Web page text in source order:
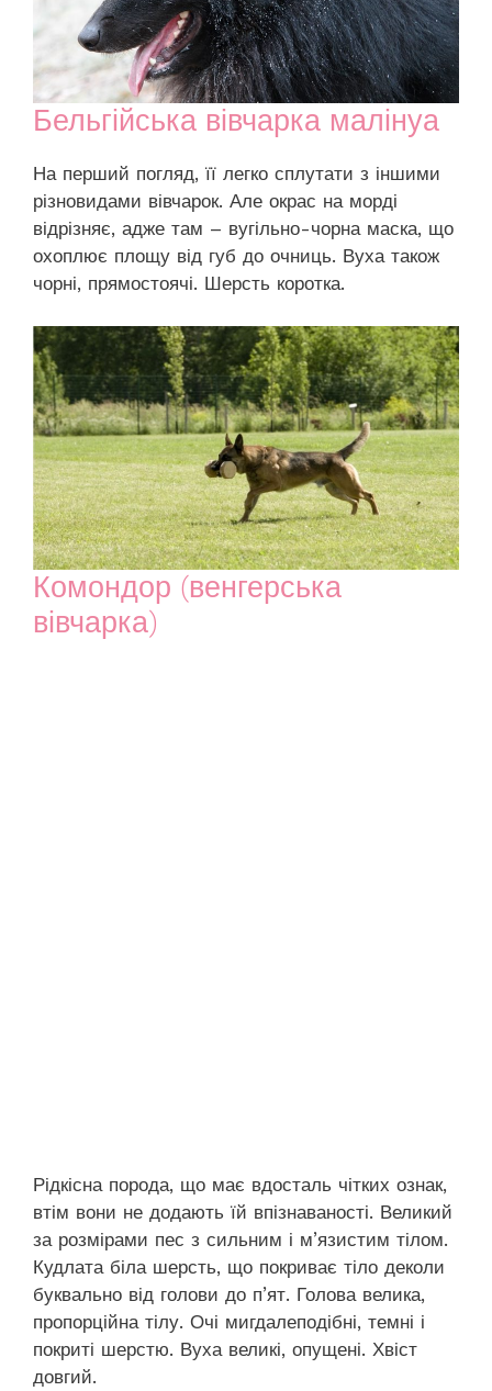
Бельгійська вівчарка малінуа
На перший погляд, її легко сплутати з іншими
різновидами вівчарок. Але окрас на морді
відрізняє, адже там – вугільно-чорна маска, що
охоплює площу від губ до очниць. Вуха також
чорні, прямостоячі. Шерсть коротка.
Комондор (венгерська
вівчарка)
Рідкісна порода, що має вдосталь чітких ознак,
втім вони не додають їй впізнаваності. Великий
за розмірами пес з сильним і м’язистим тілом.
Кудлата біла шерсть, що покриває тіло деколи
буквально від голови до п’ят. Голова велика,
пропорційна тілу. Очі мигдалеподібні, темні і
покриті шерстю. Вуха великі, опущені. Хвіст
довгий.